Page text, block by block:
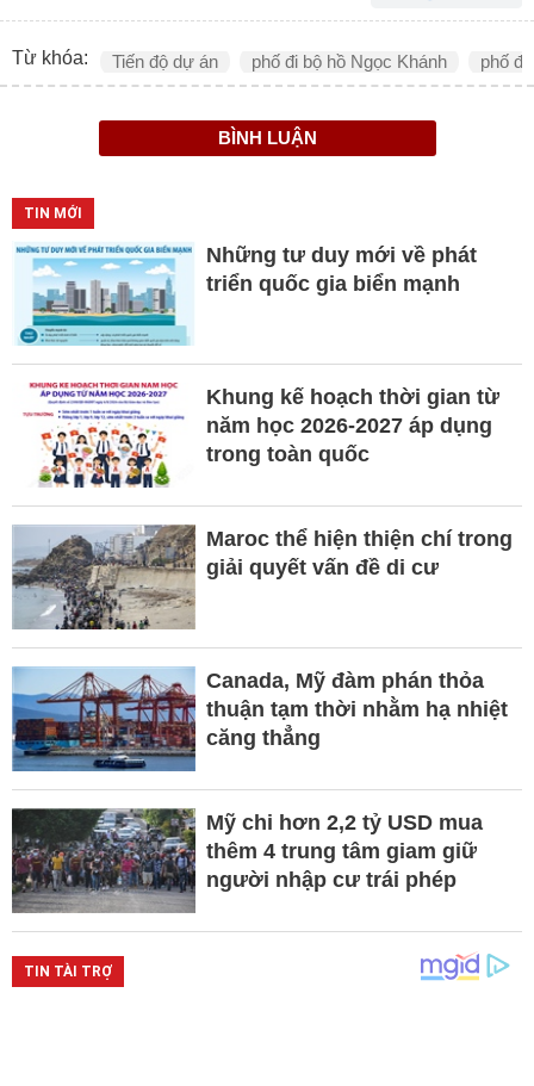
Từ khóa: Tiến độ dự án phố đi bộ hồ Ngọc Khánh phố đi
BÌNH LUẬN
TIN MỚI
Những tư duy mới về phát
triển quốc gia biển mạnh
Khung kế hoạch thời gian từ
năm học 2026-2027 áp dụng
trong toàn quốc
Maroc thể hiện thiện chí trong
giải quyết vấn đề di cư
Canada, Mỹ đàm phán thỏa
thuận tạm thời nhằm hạ nhiệt
căng thẳng
Mỹ chi hơn 2,2 tỷ USD mua
thêm 4 trung tâm giam giữ
người nhập cư trái phép